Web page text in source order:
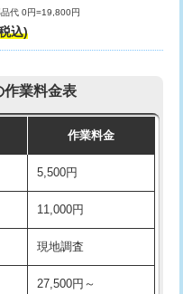
代 0円=19,800円
込)
作業料金表
作業料金
5,500円
11,000円
現地調査
27,500円～